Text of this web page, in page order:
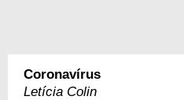
Coronavírus
Letícia Colin